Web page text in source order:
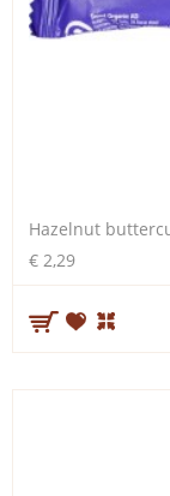
Hazelnut
€ 2,29